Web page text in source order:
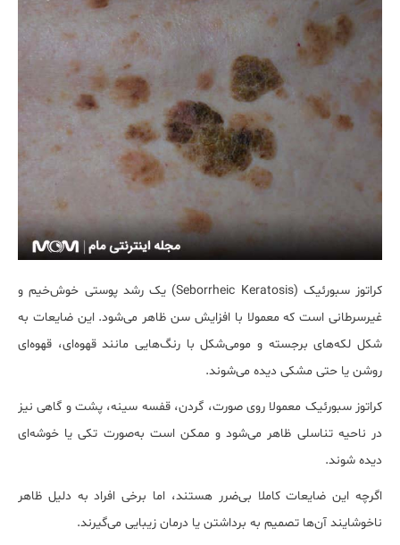
کراتوز سبورئیک (Seborrheic Keratosis) یک رشد پوستی خوش‌خیم و
غیرسرطانی است که معمولا با افزایش سن ظاهر می‌شود. این ضایعات به
شکل لکه‌های برجسته و مومی‌شکل با رنگ‌هایی مانند قهوه‌ای، قهوه‌ای
روشن یا حتی مشکی دیده می‌شوند.
کراتوز سبورئیک معمولا روی صورت، گردن، قفسه سینه، پشت و گاهی نیز
در ناحیه تناسلی ظاهر می‌شود و ممکن است به‌صورت تکی یا خوشه‌ای
دیده شوند.
اگرچه این ضایعات کاملا بی‌ضرر هستند، اما برخی افراد به دلیل ظاهر
ناخوشایند آن‌ها تصمیم به برداشتن یا درمان زیبایی می‌گیرند.